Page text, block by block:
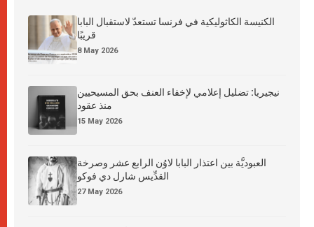
الكنيسة الكاثوليكية في فرنسا تستعدّ لاستقبال البابا
قريبًا
8 May 2026
نيجيريا: تضليل إعلامي لإخفاء العنف بحق المسيحيين
منذ عقود
15 May 2026
العبوديَّة بين اعتذار البابا لاوُن الرابع عشر وصرخة
القدِّيس شارل دي فوكو
27 May 2026